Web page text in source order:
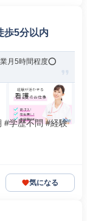
歩5分以内
月5時間程度⭕
#学歴不問 #経験
気になる